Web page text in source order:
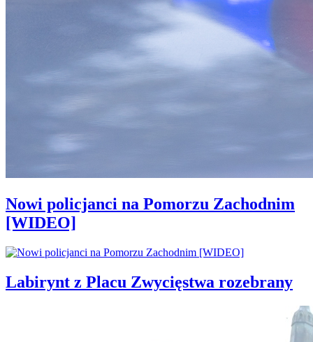
Nowi policjanci na Pomorzu Zachodnim
[WIDEO]
Labirynt z Placu Zwycięstwa rozebrany